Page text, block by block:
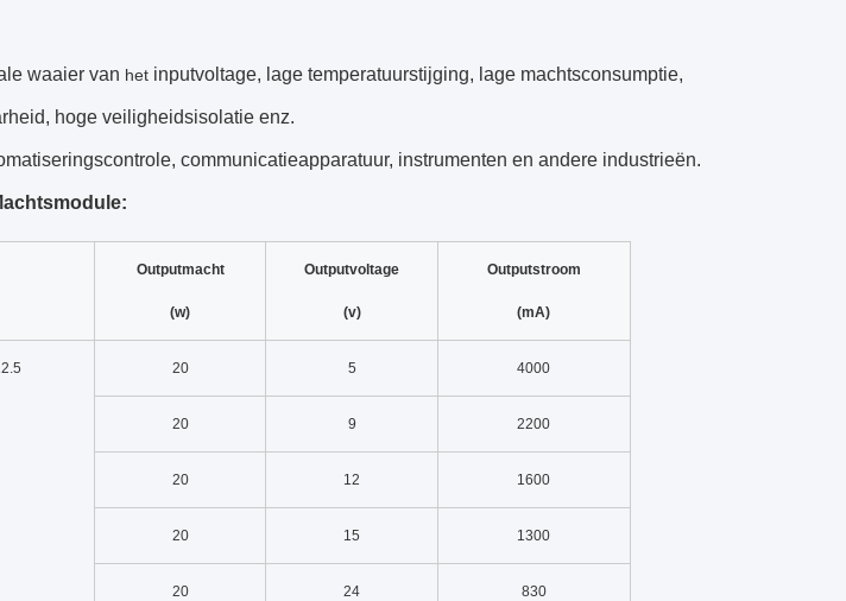
waaier van het inputvoltage, lage temperatuurstijging, lage machtsconsumptie,
hoge veiligheidsisolatie enz.
communicatieapparatuur, instrumenten en andere industrieën.
Outputmacht
(w)
Outputvoltage
(v)
Outputstroom
(mA)
20 5 4000
20 9 2200
20 12 1600
20 15 1300
20 24 830